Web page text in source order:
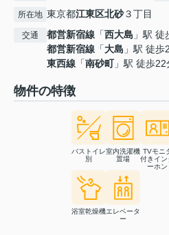
所在地 東京都江東区北砂３丁目
交通 都営新宿線 「西大島 」駅 徒
都営新宿線 「大島 」駅 徒歩
東西線 「南砂町」駅 徒歩22
物件の特徴
バストイレ
別
室内洗濯機
置場
TVモニ
付きイン
ーホン
浴室乾燥機エレベータ
ー